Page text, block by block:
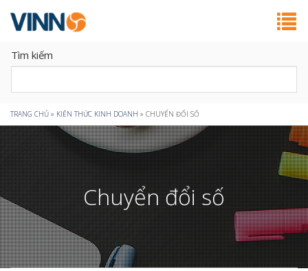
Tìm kiếm
Bạn
đang
ở
đây
TRANG CHỦ » KIẾN THỨC KINH DOANH » CHUYỂN ĐỔI SỐ
Chuyển đổi số